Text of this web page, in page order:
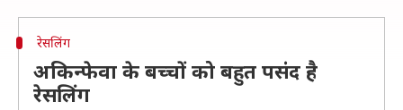
रेसलिंग
अकिन्फेवा के बच्चों को बहुत पसंद है
रेसलिंग